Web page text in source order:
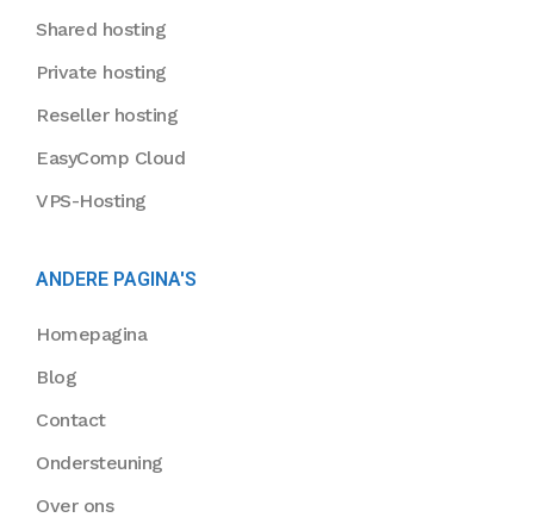
Shared hosting
Private hosting
Reseller hosting
EasyComp Cloud
VPS-Hosting
ANDERE PAGINA'S
Homepagina
Blog
Contact
Ondersteuning
Over ons